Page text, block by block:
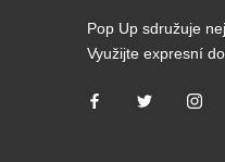
Pop Up sdružuje
Využijte expresní